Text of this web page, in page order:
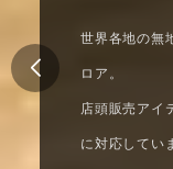
世界各地の無
ロア。
店頭販売アイ
に対応してい